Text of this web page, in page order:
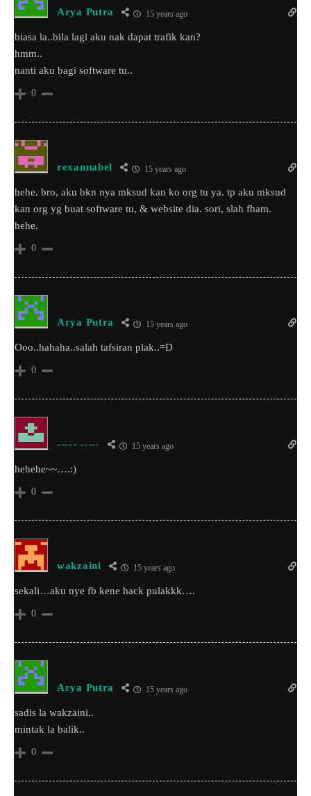
Arya Putra 15 years ago
biasa la..bila lagi aku nak dapat trafik kan?
hmm..
nanti aku bagi software tu..
0
rexannabel 15 years ago
hehe. bro, aku bkn nya mksud kan ko org tu ya. tp aku mksud
kan org yg buat software tu, & website dia. sori, slah fham.
hehe.
0
Arya Putra 15 years ago
Ooo..hahaha..salah tafsiran plak..=D
0
----- ----- 15 years ago
hehehe~~….:)
0
wakzaini 15 years ago
sekali…aku nye fb kene hack pulakkk….
0
Arya Putra 15 years ago
sadis la wakzaini..
mintak la balik..
0